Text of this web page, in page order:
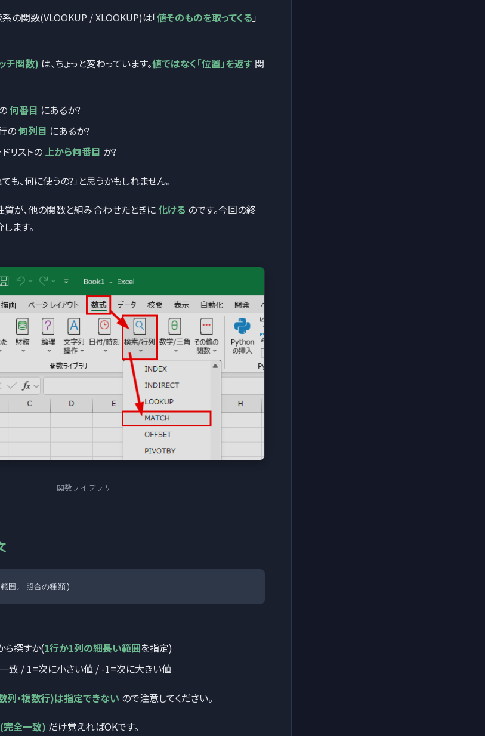
の関数(VLOOKUP / XLOOKUP)は「値そのものを取ってくる 」
チ関数) は、ちょっと変わっています。値ではなく「位置」を返す 関
何番目 にあるか?
の何列目 にあるか?
リストの 上から何番目 か?
も、何に使うの?」と思うかもしれません。
質が、他の関数と組み合わせたときに化ける のです。今回の終
ます。
関数ライブラリ
囲, 照合の種類)
ら探すか(1行か1列の細長い範囲を指定)
致 / 1=次に小さい値 / -1=次に大きい値
列・複数行)は指定できない ので注意してください。
完全一致) だけ覚えればOKです。